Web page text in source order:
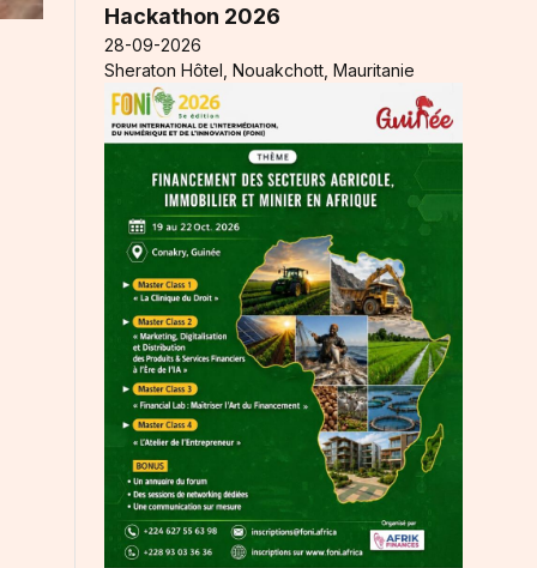
Hackathon 2026
28-09-2026
Sheraton Hôtel, Nouakchott, Mauritanie